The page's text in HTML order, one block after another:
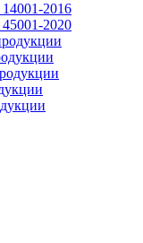
2016
2020